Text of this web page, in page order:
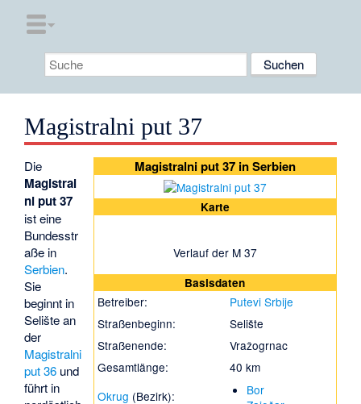
Magistralni put 37
Magistralni put 37 in Serbien
Karte
Verlauf der M 37
Basisdaten
Betreiber:
Putevi Srbije
Straßenbeginn:
Selište
Straßenende:
Vražogrnac
Gesamtlänge:
40 km
Okrug (Bezirk):
Bor
Die
Magistral
ni put 37
ist eine
Bundesstr
aße in
Serbien.
Sie
beginnt in
Selištean
der
Magistralni
put 36 und
führt in